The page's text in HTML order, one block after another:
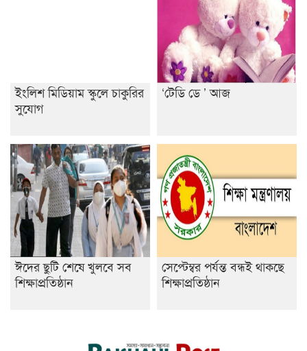
ইংলিশ মিডিয়াম স্কুলে চাকুরির
সুযোগ
‘টেডি ডে ’ আজ
ঈদের ছুটি শেষে খুলবে সব
শিক্ষাপ্রতিষ্ঠান
সেপ্টেম্বর পর্যন্ত বন্ধই থাকছে
শিক্ষাপ্রতিষ্ঠান